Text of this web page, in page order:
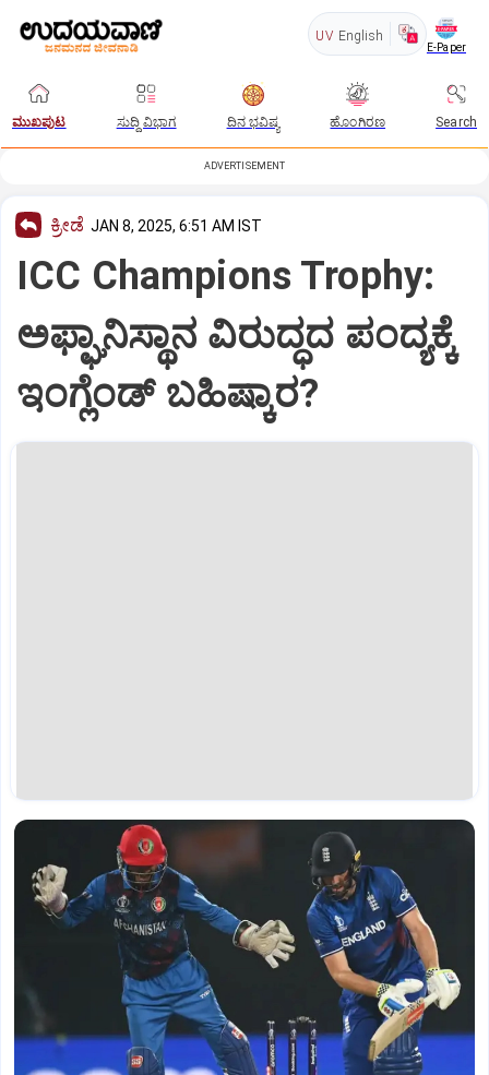
UV English
E-Paper
ಮುಖಪುಟ ಸುದ್ದಿ ವಿಭಾಗ ದಿನ ಭವಿಷ್ಯ ಹೊಂಗಿರಣ Search
ADVERTISEMENT
ಕ್ರೀಡೆ JAN 8, 2025, 6:51 AM IST
ICC Champions Trophy:
ಅಫ್ಘಾನಿಸ್ಥಾನ ವಿರುದ್ಧದ ಪಂದ್ಯಕ್ಕೆ
ಇಂಗ್ಲೆಂಡ್‌ ಬಹಿಷ್ಕಾರ?